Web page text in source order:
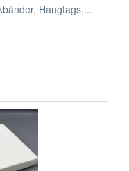
Hangtags,...